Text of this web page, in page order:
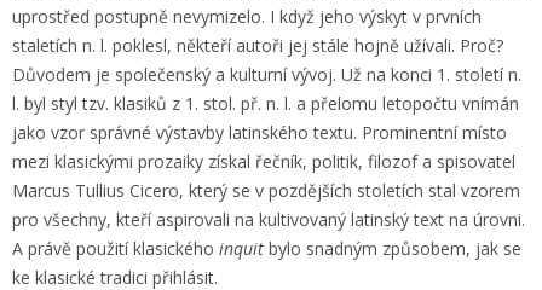
uprostřed postupně nevymizelo. I když jeho výskyt v prvních
staletích n. l. poklesl, někteří autoři jej stále hojně užívali. Proč?
Důvodem je společenský a kulturní vývoj. Už na konci 1. století n.
l. byl styl tzv. klasiků z 1. stol. př. n. l. a přelomu letopočtu vnímán
jako vzor správné výstavby latinského textu. Prominentní místo
mezi klasickými prozaiky získal řečník, politik, filozof a spisovatel
Marcus Tullius Cicero, který se v pozdějších stoletích stal vzorem
pro všechny, kteří aspirovali na kultivovaný latinský text na úrovni.
A právě použití klasického inquit bylo snadným způsobem, jak se
ke klasické tradici přihlásit.